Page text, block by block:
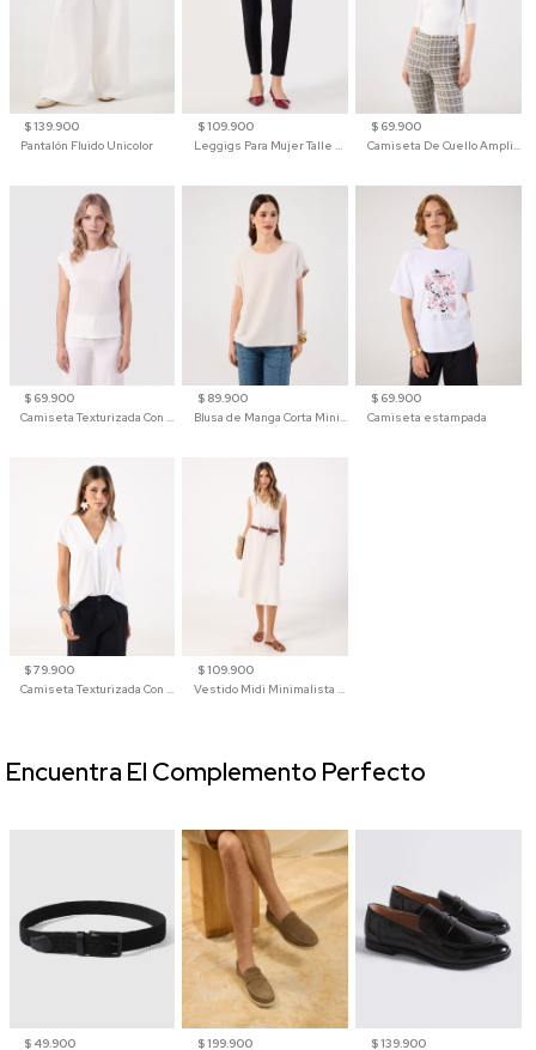
$ 139.900
Pantalón Fluido Unicolor
$ 109.900
Leggigs Para Mujer Talle Alto Liso
$ 69.900
Camiseta De Cuello Amplio Y Manga 3/4 Para Mujer
$ 69.900
Camiseta Texturizada Con Hombro Caído Para Mujer
$ 89.900
Blusa de Manga Corta Minimalista para Mujer
$ 69.900
Camiseta estampada
$ 79.900
Camiseta Texturizada Con Cuello En V Para Mujer
$ 109.900
Vestido Midi Minimalista De Silueta Amplia
$ 49.900 $ 199.900 $ 139.900
Encuentra El Complemento Perfecto